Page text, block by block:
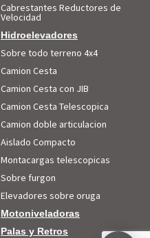
Cabrestantes Reductores de
Velocidad
Hidroelevadores
Sobre todo terreno 4x4
Camion Cesta
Camion Cesta con JIB
Camion Cesta Telescopica
Camion doble articulacion
Aislado Compacto
Montacargas telescopicas
Sobre furgon
Elevadores sobre oruga
Motoniveladoras
Palas y Retros